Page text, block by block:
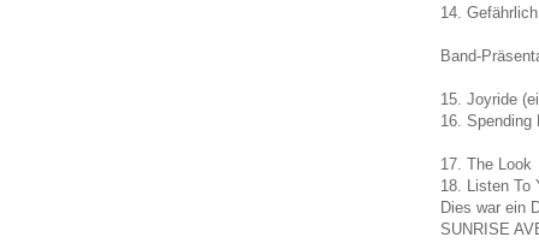
14. Gefährlich
Band-
15. Joyride
16. Spending
17. The Look
18. Listen To
Dies war ein
SUNRISE